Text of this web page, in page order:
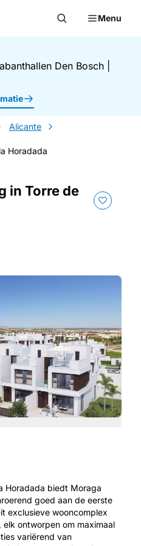
Menu
Den Bosch
Alicante
Horadada
in Torre de
Horadada biedt Moraga
goed aan de eerste
exclusieve wooncomplex
ontworpen om maximaal
variërend van